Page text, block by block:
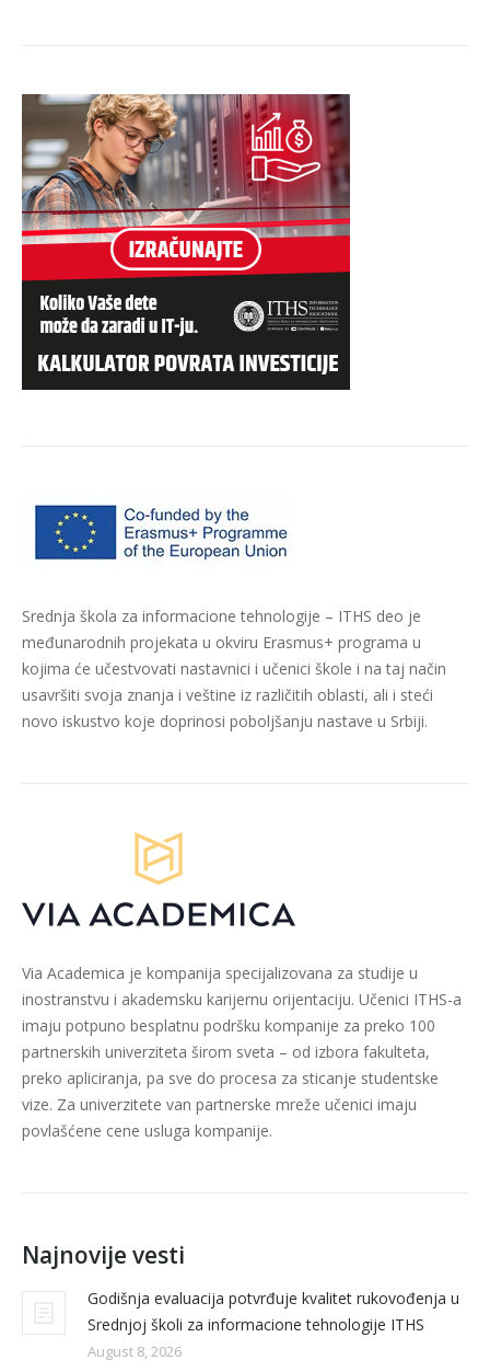
Srednja škola za informacione tehnologije – ITHS deo je
međunarodnih projekata u okviru Erasmus+ programa u
kojima će učestvovati nastavnici i učenici škole i na taj način
usavršiti svoja znanja i veštine iz različitih oblasti, ali i steći
novo iskustvo koje doprinosi poboljšanju nastave u Srbiji.
Via Academica je kompanija specijalizovana za studije u
inostranstvu i akademsku karijernu orijentaciju. Učenici ITHS-a
imaju potpuno besplatnu podršku kompanije za preko 100
partnerskih univerziteta širom sveta – od izbora fakulteta,
preko apliciranja, pa sve do procesa za sticanje studentske
vize. Za univerzitete van partnerske mreže učenici imaju
povlašćene cene usluga kompanije.
Najnovije vesti
Godišnja evaluacija potvrđuje kvalitet rukovođenja u
Srednjoj školi za informacione tehnologije ITHS
August 8, 2026